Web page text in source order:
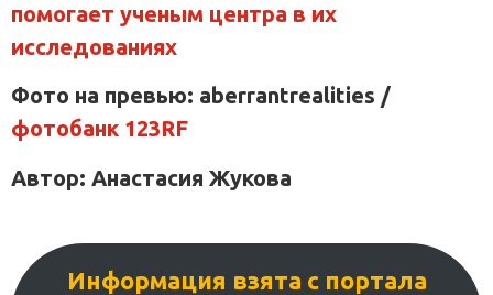
помогает ученым центра в их
исследованиях
Фото на превью: aberrantrealities /
фотобанк 123RF
Автор: Анастасия Жукова
Информация взята с портала